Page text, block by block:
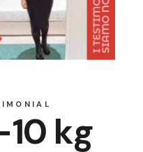
kg